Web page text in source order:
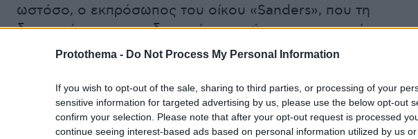
Protothema - Do Not Process My Personal Information
If you wish to opt-out of the sale, sharing to third parties, or processing of your
sensitive information for targeted advertising by us, please use the below opt-out
confirm your selection. Please note that after your opt-out request is processed
continue seeing interest-based ads based on personal information utilized by us
ωστόσο, ο εκπρόσωπος του οίκου «Sanders», που τη
δημοπράτησε, προειδοποιεί τον ανώνυμο αγοραστή να μην
τη δοκιμάσει...